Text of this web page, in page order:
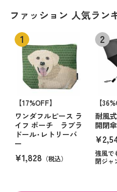
ファッション 人気ラン
【17%OFF】
ワンダフルピース ラ
イフ ポーチ ラブラ
ドール･レトリーバ
ー
¥1,828 （税込）
【
耐風
開閉
強風で
閉ジャ